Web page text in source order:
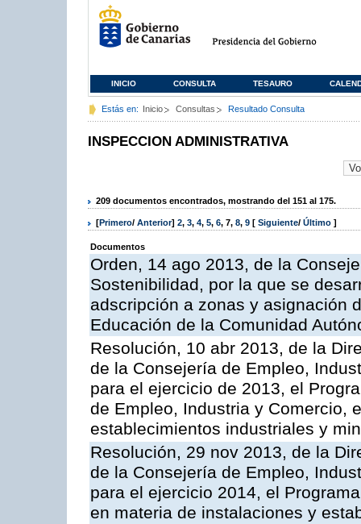
INICIO CONSULTA TESAURO
Estás en: Inicio Consultas Resultado Consulta
INSPECCION ADMINISTRATIVA
209 documentos encontrados, mostrando del 151 al 175.
[Primero/ Anterior] 2, 3, 4, 5, 6, 7, 8, 9 [ Siguiente/ Último ]
Documentos
Orden, 14 ago 2013, de la
Sostenibilidad, por la que se
adscripción a zonas y asignación
Educación de la Comunidad
Resolución, 10 abr 2013, de la
de la Consejería de Empleo,
para el ejercicio de 2013, el
de Empleo, Industria y Comercio,
establecimientos industriales y
Resolución, 29 nov 2013, de la
de la Consejería de Empleo,
para el ejercicio 2014, el
en materia de instalaciones y